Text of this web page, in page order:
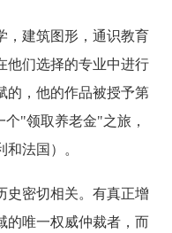
，建筑图形，通识教育
他们选择的专业中进行
的，他的作品被授予第
"领取养老金"之旅，
法国）。
史密切相关。有真正增
的唯一权威仲裁者，而